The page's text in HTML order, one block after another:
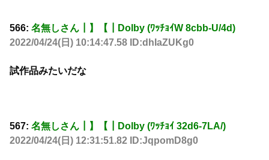
566: 名無しさん┃】【┃Dolby (ﾜｯﾁｮｲW 8cbb-U/4d)
2022/04/24(日) 10:14:47.58 ID:dhIaZUKg0
試作品みたいだな
567: 名無しさん┃】【┃Dolby (ﾜｯﾁｮｲ 32d6-7LA/)
2022/04/24(日) 12:31:51.82 ID:JqpomD8g0